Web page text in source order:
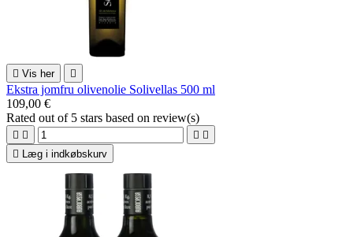
 Vis her 
Ekstra jomfru olivenolie Solivellas 500 ml
109,00 €
Rated out of 5 stars based on review(s)
   

Læg i indkøbskurv